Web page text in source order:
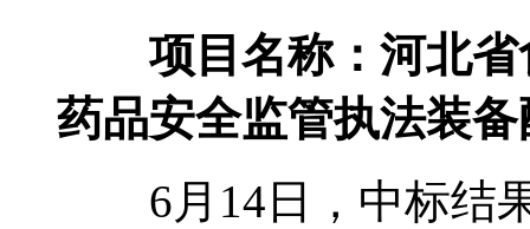
项目名称：河北省
药品安全监管执法装
6月14日，中标结